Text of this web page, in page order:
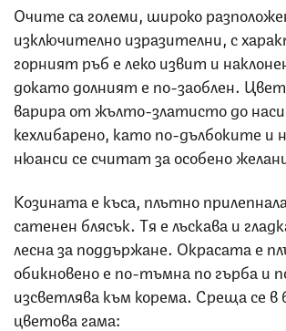
Очите са големи, широко
изключително изразителни, с
горният ръб е леко извит и
докато долният е по-заоблен.
варира от жълто-златисто до
кехлибарено, като по-дълбоките и
нюанси се считат за особено
Козината е къса, плътно
сатенен блясък. Тя е лъскава и
лесна за поддържане. Окрасата е
обикновено е по-тъмна по гърба и
изсветлява към корема. Среща се в
цветова гама: